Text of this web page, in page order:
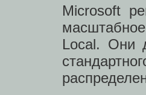
Microsoft
Local. Они